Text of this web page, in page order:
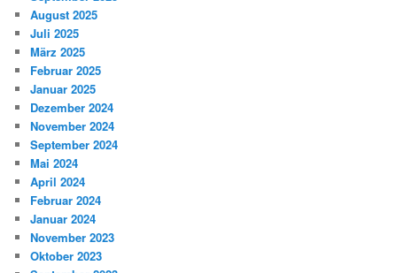
August 2025
Juli 2025
März 2025
Februar 2025
Januar 2025
Dezember 2024
November 2024
September 2024
Mai 2024
April 2024
Februar 2024
Januar 2024
November 2023
Oktober 2023